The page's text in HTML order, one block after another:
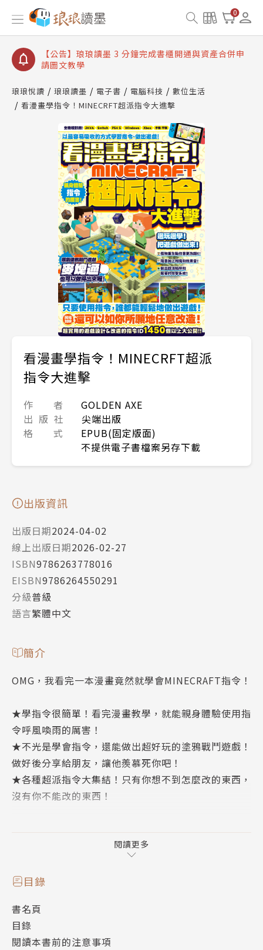
0
【公告】琅琅讀墨數位閱讀資產合併與書櫃開通申請
【公告】琅琅讀墨書櫃開通常見問題
【公告】琅琅讀墨 3 分鐘完成書櫃開通與資產合併申
請圖文教學
查詢
【公告】琅琅讀墨數位閱讀資產合併與書櫃開通申請
琅琅悅讀 琅琅讀墨 電子書 電腦科技
數位生活
看漫畫學指令！MINECRFT超派指令大進擊
看漫畫學指令！MINECRFT超派
指令大進擊
作 者
GOLDEN AXE
出 版 社
尖端出版
格 式
EPUB(固定版面)
不提供電子書檔案另存下載
出版資訊
出版日期2024-04-02
線上出版日期2026-02-27
ISBN9786263778016
EISBN9786264550291
分級普級
語言繁體中文
簡介
OMG，我看完一本漫畫竟然就學會MINECRAFT指令！
★學指令很簡單！看完漫畫教學，就能親身體驗使用指
令呼風喚雨的厲害！
★不光是學會指令，還能做出超好玩的塗鴉戰鬥遊戲！
做好後分享給朋友，讓他羨慕死你吧！
★各種超派指令大集結！只有你想不到怎麼改的東西，
沒有你不能改的東西！
MINECRAFT的指令玩法，向來就是分辨玩家是新手或
是老手的指標之一。遇到單行指令還好，一旦遇到是好
幾行指令組合起來的情況，可能多數人都會為之卻步。
但指令一旦組合起來，威力之大，效果之強，又很想做
做看怎麼辦？
閱讀更多
目錄
書名頁
目錄
閱讀本書前的注意事項